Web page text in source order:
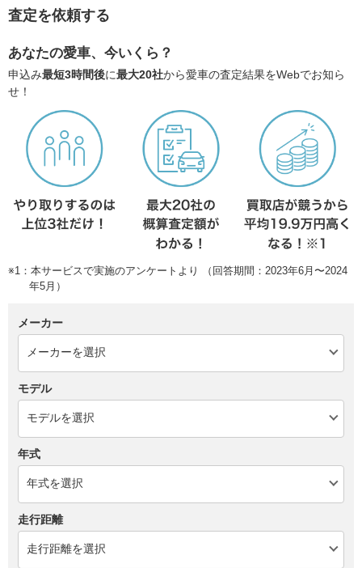
査定を依頼する
あなたの愛車、今いくら？
申込み最短3時間後に最大20社から愛車の査定結果をWebでお知ら
せ！
※1：本サービスで実施のアンケートより （回答期間：2023年6月〜2024
年5月）
メーカー
モデル
年式
走行距離